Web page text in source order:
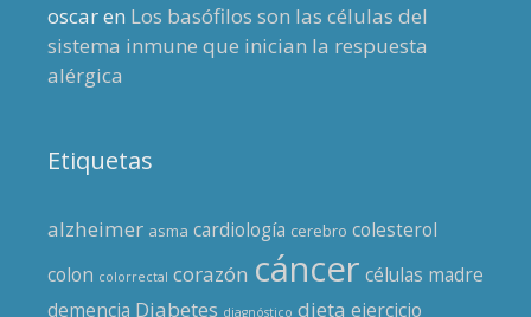
oscaren Los basófilos son las células del
sistema inmune que inician la respuesta
alérgica
Etiquetas
alzheimer asma cardiología cerebro colesterol
colon colorrectal corazón cáncer células madre
demencia Diabetes diagnóstico dieta ejercicio